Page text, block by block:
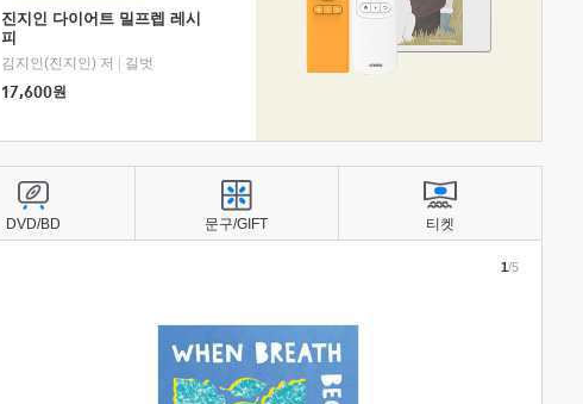
진지인 다이어트 밀프렙 레시
피
김지인(진지인) 저
길벗
17,600원
1/5
DVD/BD 문구/GIFT 티켓